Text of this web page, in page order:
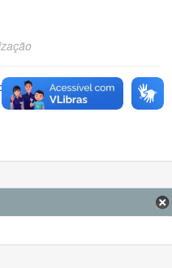
de dados